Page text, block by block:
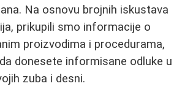
Na osnovu brojnih iskustava
prikupili smo informacije o
proizvodima i procedurama,
donesete informisane odluke u
zuba i desni.